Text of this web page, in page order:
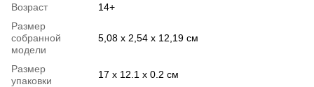
Возраст
14+
Размер
собранной
модели
5,08 x 2,54 x 12,19 см
Размер
упаковки
17 х 12.1 х 0.2 см